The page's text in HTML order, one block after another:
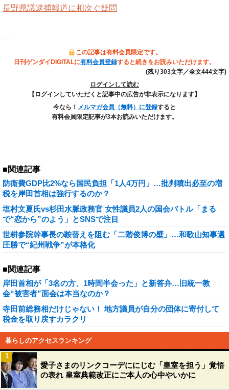
長野県議逮捕報道に相次ぐ疑問
この記事は有料会員限定です。
日刊ゲンダイDIGITALに有料会員登録すると続きをお読みいただけます。
(残り303文字／全文444文字)
ログインして読む
【ログインしていただくと記事中の広告が非表示になります】
今なら！ メルマガ会員（無料）に登録すると
有料会員限定記事が3本お読みいただけます。
■関連記事
防衛費GDP比2%なら国民負担「1人4万円」…批判噴出必至の増
税を岸田首相は強行するのか？
塩村文夏氏vs杉田水脈政務官 女性議員2人の国会バトル「まる
で“恋から”のよう」とSNSで注目
世耕参院幹事長の鞍替えを阻む「二階俊博の壁」…和歌山知事選
圧勝で“紀州戦争”が本格化
■関連記事
岸田首相が「3名の方、1時間半会った」と新答弁…旧統一教
会“被害者”面会は本当なのか？
寺田前総務相だけじゃない！ 地方議員が自分の団体に寄付して
税金を取り戻すカラクリ
暮らしのアクセスランキング
愛子さまのリンクコーデににじむ「皇室を担う」覚悟
の表れ 皇室典範改正にご本人の心中やいかに
1